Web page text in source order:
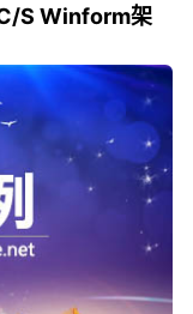
S Winform架